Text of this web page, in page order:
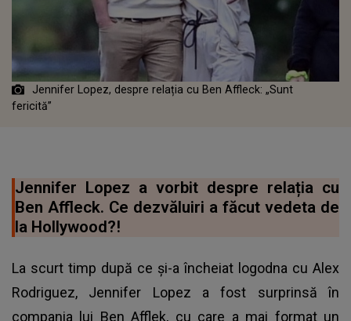
Jennifer Lopez, despre relația cu Ben Affleck: „Sunt
fericită”
Jennifer Lopez a vorbit despre relația cu
Ben Affleck. Ce dezvăluiri a făcut vedeta de
la Hollywood?!
La scurt timp după ce și-a încheiat logodna cu Alex
Rodriguez, Jennifer Lopez a fost surprinsă în
compania lui Ben Afflek, cu care a mai format un